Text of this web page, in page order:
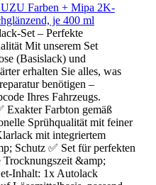
Farben + Mipa 2K-
je 400 ml
Set – Perfekte
Mit unserem Set
(Basislack) und
erhalten Sie alles, was
benötigen –
Ihres Fahrzeugs.
Exakter Farbton gemäß
Sprühqualität mit feiner
mit integriertem
Schutz ✅ Set für perfekten
&amp;
Inhalt: 1x Autolack